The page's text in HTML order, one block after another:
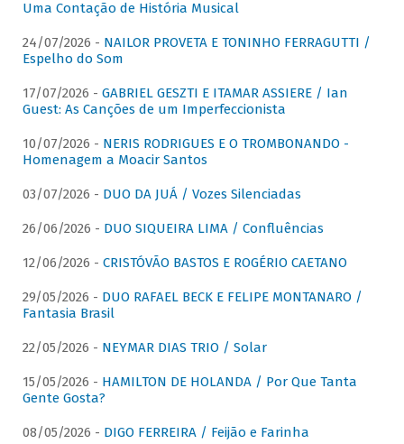
Uma Contação de História Musical
24/07/2026 - NAILOR PROVETA E TONINHO FERRAGUTTI /
Espelho do Som
17/07/2026 - GABRIEL GESZTI E ITAMAR ASSIERE / Ian
Guest: As Canções de um Imperfeccionista
10/07/2026 - NERIS RODRIGUES E O TROMBONANDO -
Homenagem a Moacir Santos
03/07/2026 - DUO DA JUÁ / Vozes Silenciadas
26/06/2026 - DUO SIQUEIRA LIMA / Confluências
12/06/2026 - CRISTÓVÃO BASTOS E ROGÉRIO CAETANO
29/05/2026 - DUO RAFAEL BECK E FELIPE MONTANARO /
Fantasia Brasil
22/05/2026 - NEYMAR DIAS TRIO / Solar
15/05/2026 - HAMILTON DE HOLANDA / Por Que Tanta
Gente Gosta?
08/05/2026 - DIGO FERREIRA / Feijão e Farinha